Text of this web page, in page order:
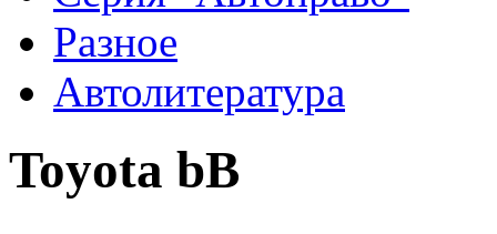
Разное
Автолитература
Toyota bB